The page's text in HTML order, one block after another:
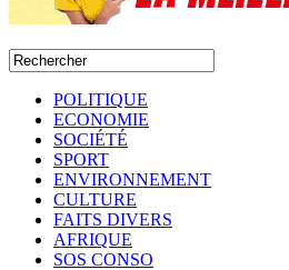
POLITIQUE
ECONOMIE
SOCIÉTÉ
SPORT
ENVIRONNEMENT
CULTURE
FAITS DIVERS
AFRIQUE
SOS CONSO